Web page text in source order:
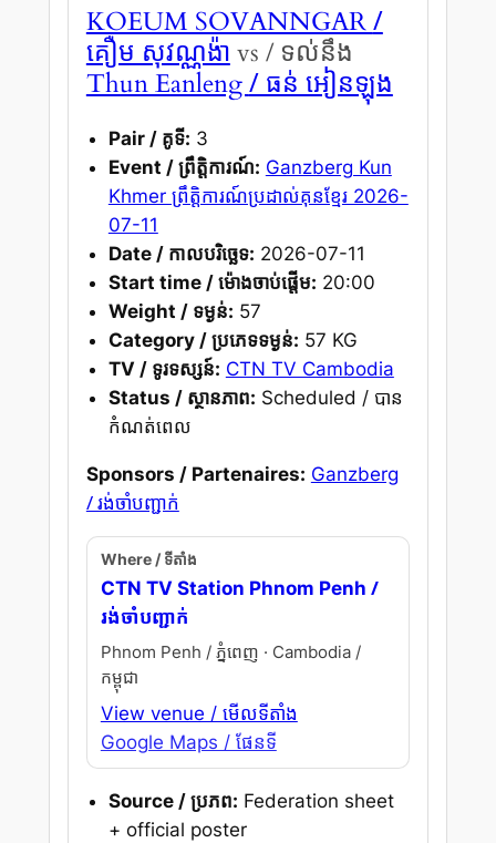
KOEUM SOVANNGAR/
គឿម សុវណ្ណង៉ា vs / ទល់នឹង
Thun Eanleng/ ធន់ អៀនឡុង
Pair / គូទី: 3
Event / ព្រឹត្តិការណ៍: Ganzberg Kun
Khmer ព្រឹត្តិការណ៍ប្រដាល់គុនខ្មែរ 2026-
07-11
Date / កាលបរិច្ឆេទ: 2026-07-11
Start time / ម៉ោងចាប់ផ្តើម: 20:00
Weight / ទម្ងន់: 57
Category / ប្រភេទទម្ងន់: 57 KG
TV / ទូរទស្សន៍: CTN TV Cambodia
Status / ស្ថានភាព: Scheduled / បាន
កំណត់ពេល
Sponsors / Partenaires: Ganzberg
/ រង់ចាំបញ្ជាក់
Where / ទីតាំង
CTN TV Station Phnom Penh /
រង់ចាំបញ្ជាក់
Phnom Penh / ភ្នំពេញ · Cambodia /
កម្ពុជា
View venue / មើលទីតាំង
Google Maps / ផែនទី
Source / ប្រភព: Federation sheet
+ official poster